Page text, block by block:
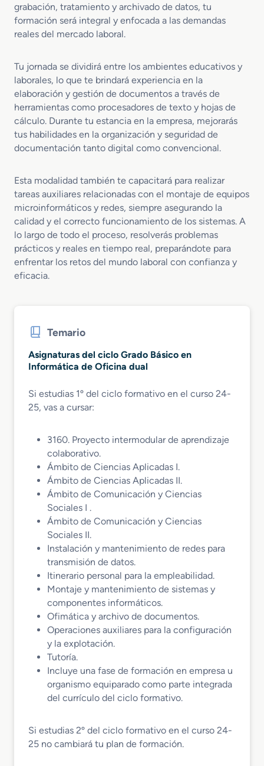
grabación, tratamiento y archivado de datos, tu
formación será integral y enfocada a las demandas
reales del mercado laboral.
Tu jornada se dividirá entre los ambientes educativos y
laborales, lo que te brindará experiencia en la
elaboración y gestión de documentos a través de
herramientas como procesadores de texto y hojas de
cálculo. Durante tu estancia en la empresa, mejorarás
tus habilidades en la organización y seguridad de
documentación tanto digital como convencional.
Esta modalidad también te capacitará para realizar
tareas auxiliares relacionadas con el montaje de equipos
microinformáticos y redes, siempre asegurando la
calidad y el correcto funcionamiento de los sistemas. A
lo largo de todo el proceso, resolverás problemas
prácticos y reales en tiempo real, preparándote para
enfrentar los retos del mundo laboral con confianza y
eficacia.
Temario
Asignaturas del ciclo Grado Básico en
Informática de Oficina dual
Si estudias 1º del ciclo formativo en el curso 24-
25, vas a cursar:
3160. Proyecto intermodular de aprendizaje
colaborativo.
Ámbito de Ciencias Aplicadas I.
Ámbito de Ciencias Aplicadas II.
Ámbito de Comunicación y Ciencias
Sociales I .
Ámbito de Comunicación y Ciencias
Sociales II.
Instalación y mantenimiento de redes para
transmisión de datos.
Itinerario personal para la empleabilidad.
Montaje y mantenimiento de sistemas y
componentes informáticos.
Ofimática y archivo de documentos.
Operaciones auxiliares para la configuración
y la explotación.
Tutoría.
Incluye una fase de formación en empresa u
organismo equiparado como parte integrada
del currículo del ciclo formativo.
Si estudias 2º del ciclo formativo en el curso 24-
25 no cambiará tu plan de formación.